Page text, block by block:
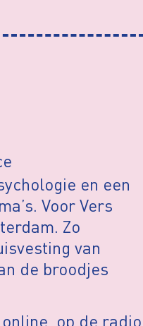
en een
Voor Vers
Zo
van
de broodjes
op de radio